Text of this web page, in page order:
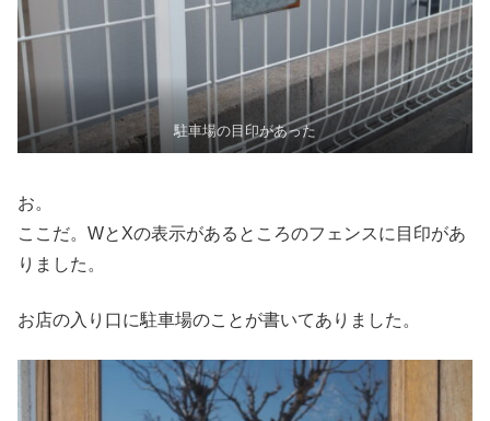
駐車場の目印があった
お。
ここだ。WとXの表示があるところのフェンスに目印があ
りました。
お店の入り口に駐車場のことが書いてありました。